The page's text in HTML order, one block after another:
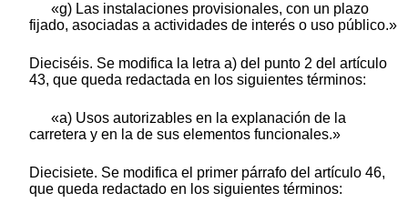
«g) Las instalaciones provisionales, con un plazo
fijado, asociadas a actividades de interés o uso público.»
Dieciséis. Se modifica la letra a) del punto 2 del artículo
43, que queda redactada en los siguientes términos:
«a) Usos autorizables en la explanación de la
carretera y en la de sus elementos funcionales.»
Diecisiete. Se modifica el primer párrafo del artículo 46,
que queda redactado en los siguientes términos: